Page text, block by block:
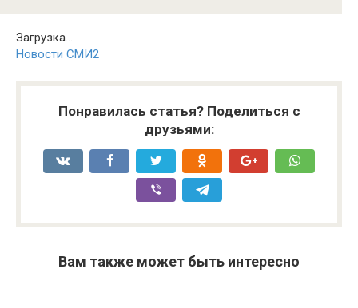
Загрузка...
Новости СМИ2
Понравилась статья? Поделиться с
друзьями:
Вам также может быть интересно